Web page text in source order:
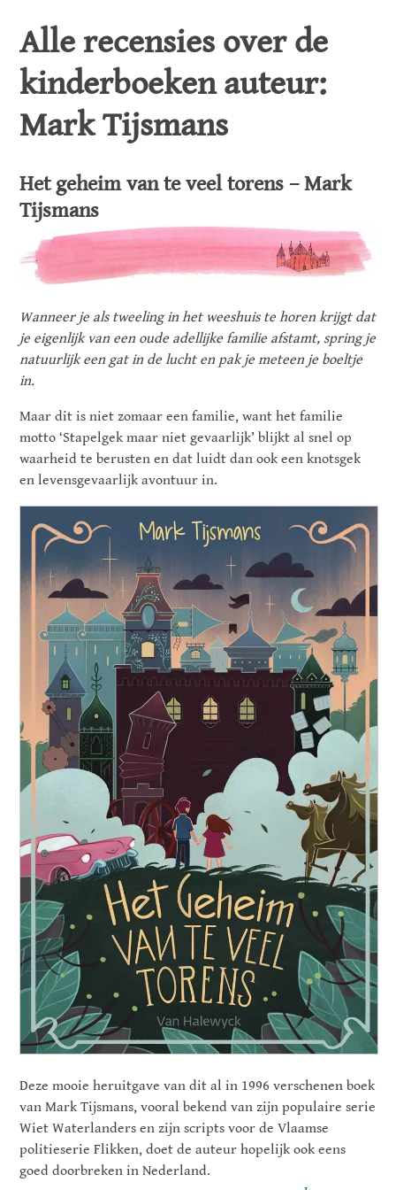
Alle recensies over de
kinderboeken auteur:
Mark Tijsmans
Het geheim van te veel torens – Mark
Tijsmans
Wanneer je als tweeling in het weeshuis te horen krijgt dat
je eigenlijk van een oude adellijke familie afstamt, spring je
natuurlijk een gat in de lucht en pak je meteen je boeltje
in.
Maar dit is niet zomaar een familie, want het familie
motto ‘Stapelgek maar niet gevaarlijk’ blijkt al snel op
waarheid te berusten en dat luidt dan ook een knotsgek
en levensgevaarlijk avontuur in.
Deze mooie heruitgave van dit al in 1996 verschenen boek
van Mark Tijsmans, vooral bekend van zijn populaire serie
Wiet Waterlanders en zijn scripts voor de Vlaamse
politieserie Flikken, doet de auteur hopelijk ook eens
goed doorbreken in Nederland.